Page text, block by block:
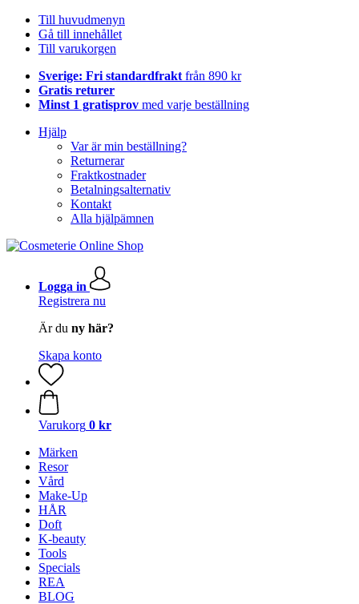
Till huvudmenyn
Gå till innehållet
Till varukorgen
Sverige: Fri standardfrakt från 890 kr
Gratis returer
Minst 1 gratisprov med varje beställning
Hjälp
Var är min beställning?
Returnerar
Fraktkostnader
Betalningsalternativ
Kontakt
Alla hjälpämnen
Logga in
Registrera nu
Är du ny här?
Skapa konto
Varukorg 0 kr
Märken
Resor
Vård
Make-Up
HÅR
Doft
K-beauty
Tools
Specials
REA
BLOG